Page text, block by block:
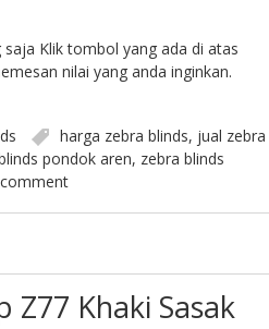
Klik tombol yang ada di atas
nilai yang anda inginkan.
harga zebra blinds, jual zebra
pondok aren, zebra blinds
Z77 Khaki Sasak